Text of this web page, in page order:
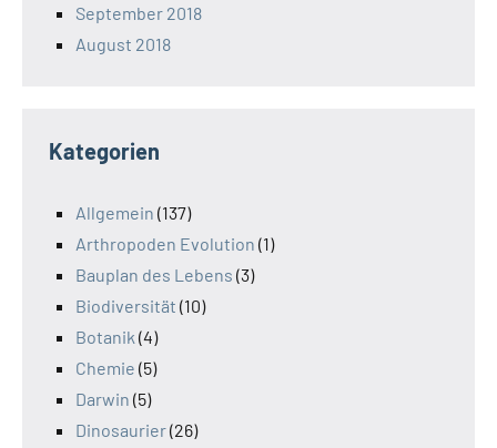
September 2018
August 2018
Kategorien
Allgemein (137)
Arthropoden Evolution (1)
Bauplan des Lebens (3)
Biodiversität (10)
Botanik (4)
Chemie (5)
Darwin (5)
Dinosaurier(26)